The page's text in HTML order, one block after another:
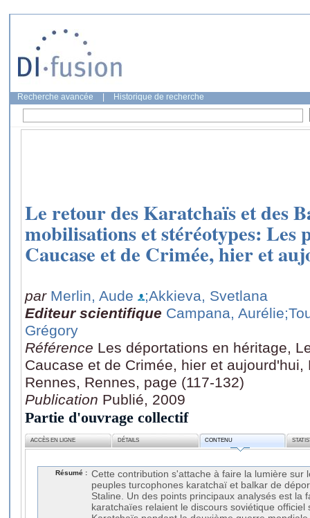
Recherche avancée Historique de recherche
Le retour des Karatchaïs et des
mobilisations et stéréotypes: Les
Caucase et de Crimée, hier et
par Merlin, Aude
;Akkieva, Svetlana
Editeur scientifique Campana, Aurélie
Grégory
Référence Les déportations en héritage,
Caucase et de Crimée, hier et
Rennes, Rennes, page (117-132)
Publication Publié, 2009
Partie d'ouvrage collectif
ACCÈS EN LIGNE DÉTAILS CONTENU
Résumé : Cette contribution s'attache à faire la lumière sur
peuples turcophones karatchaï et balkar de
Staline. Un des points principaux analysés est la
karatchaïes relaient le discours soviétique officiel